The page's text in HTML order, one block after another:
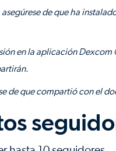
asegúrese de que ha
en la aplicación Dexcom
de que compartió con el